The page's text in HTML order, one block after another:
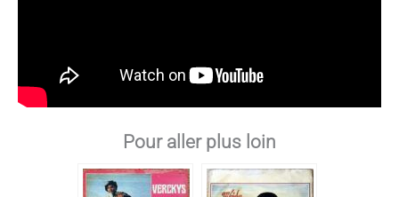
Pour aller plus loin